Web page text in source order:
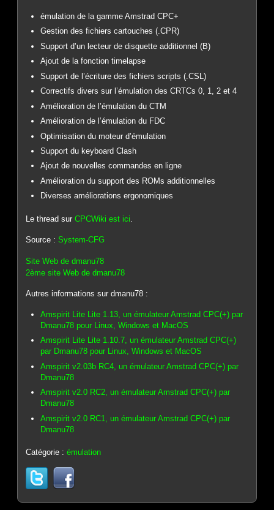
émulation de la gamme Amstrad CPC+
Gestion des fichiers cartouches (.CPR)
Support d’un lecteur de disquette additionnel (B)
Ajout de la fonction timelapse
Support de l’écriture des fichiers scripts (.CSL)
Correctifs divers sur l’émulation des CRTCs 0, 1, 2 et 4
Amélioration de l’émulation du CTM
Amélioration de l’émulation du FDC
Optimisation du moteur d’émulation
Support du keyboard Clash
Ajout de nouvelles commandes en ligne
Amélioration du support des ROMs additionnelles
Diverses améliorations ergonomiques
Le thread surCPCWiki est ici
Source :System-CFG
Site Web de dmanu78
2ème site Web de dmanu78
Autres informations sur dmanu78 :
Amspirit Lite Lite 1.13, un émulateur Amstrad CPC(+) par
Dmanu78 pour Linux, Windows et MacOS
Amspirit Lite Lite 1.10.7, un émulateur Amstrad CPC(+)
par Dmanu78 pour Linux, Windows et MacOS
Amspirit v2.03b RC4, un émulateur Amstrad CPC(+) par
Dmanu78
Amspirit v2.0 RC2, un émulateur Amstrad CPC(+) par
Dmanu78
Amspirit v2.0 RC1, un émulateur Amstrad CPC(+) par
Dmanu78
Catégorie :émulation